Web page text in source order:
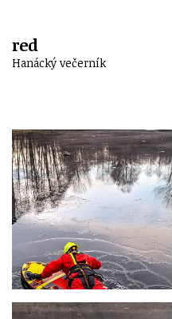
red
Hanácký večerník